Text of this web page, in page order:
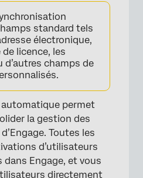
standard tels
électronique,
licence, les
champs de
permet
la gestion des
Toutes les
d’utilisateurs
dans Engage, et vous
directement